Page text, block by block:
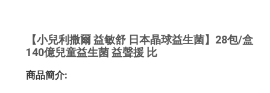
【小兒利撒爾 益敏舒 日本晶球益生菌】28包/盒
140億兒童益生菌 益聲援 比
商品簡介: